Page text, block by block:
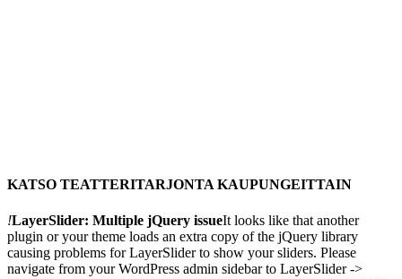
KATSO TEATTERITARJONTA KAUPUNGEITTAIN
!LayerSlider: Multiple jQuery issueIt looks like that another
plugin or your theme loads an extra copy of the jQuery library
causing problems for LayerSlider to show your sliders. Please
navigate from your WordPress admin sidebar to LayerSlider ->